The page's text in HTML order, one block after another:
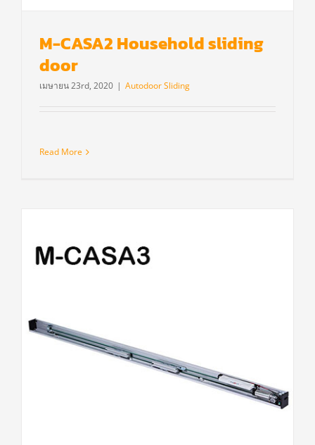
M-CASA2 Household sliding
door
เมษายน 23rd, 2020 | Autodoor Sliding
Read More